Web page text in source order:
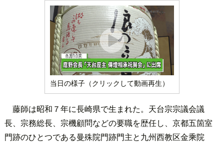
当日の様子（クリックして動画再生）
藤師は昭和７年に長崎県で生まれた。天台宗宗議会議
長、宗務総長、宗機顧問などの要職を歴任し、京都五箇室
門跡のひとつである曼殊院門跡門主と九州西教区金乘院